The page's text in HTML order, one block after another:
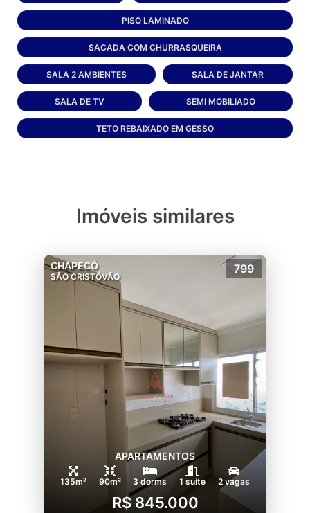
PISO LAMINADO
SACADA COM CHURRASQUEIRA
SALA 2 AMBIENTES SALA DE JANTAR
SALA DE TV SEMI MOBILIADO
TETO REBAIXADO EM GESSO
Imóveis similares
CHAPECÓ
SÃO CRISTÓVÃO
799
APARTAMENTOS
135m² 90m² 3 dorms 1 suíte 2 vagas
R$ 845.000